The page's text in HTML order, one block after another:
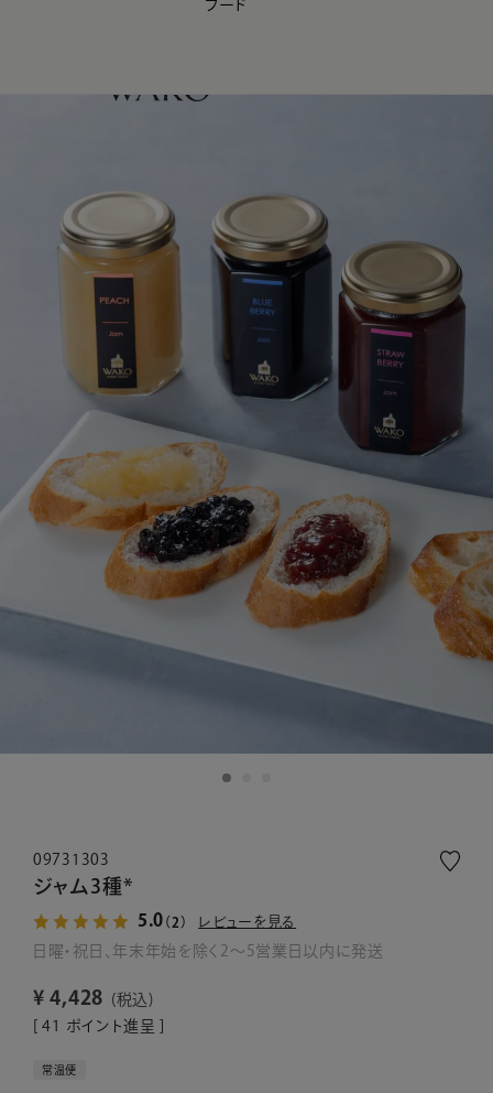
【会員様限定】夏のプレゼントキャンペーン開催中
フード
09731303
ジャム3種*
5.0 （2） レビューを見る
日曜・祝日、年末年始を除く2～5営業日以内に発送
¥ 4,428
税込
[ 41 ポイント進呈 ]
常温便